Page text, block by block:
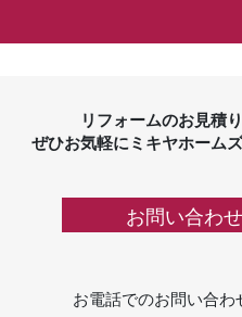
リフォームのお見積
ぜひお気軽にミキヤホーム
お問い合わ
お電話でのお問い合わ